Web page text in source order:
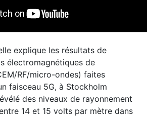
explique les résultats de
électromagnétiques de
RF/micro-ondes) faites
faisceau 5G, à Stockholm
des niveaux de rayonnement
14 et 15 volts par mètre dans